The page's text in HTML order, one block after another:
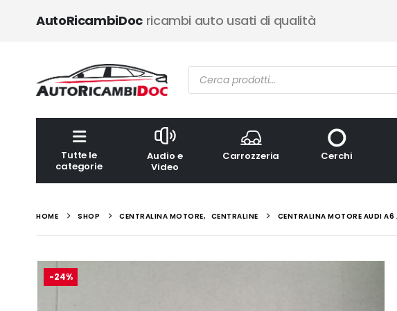
AutoRicambiDocricambi auto usati di qualità
Ricerca
prodotti
Tutte le
categorie
Audio e
Video
Carrozzeria Cerchi
HOME SHOP CENTRALINA MOTORE, CENTRALINE CENTRALINA MOTORE AUDI
-24%